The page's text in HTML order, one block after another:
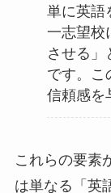
単に英語
一志望校
させる」
です。こ
信頼感を
これらの要素
は単なる「英